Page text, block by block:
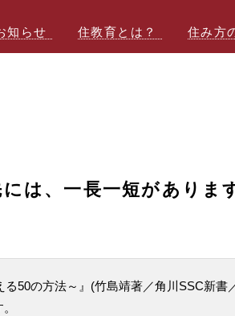
知らせ
住教育とは？ 住み方
は、一長一短がありま
50の方法～』(竹島靖著／角川SSC新書